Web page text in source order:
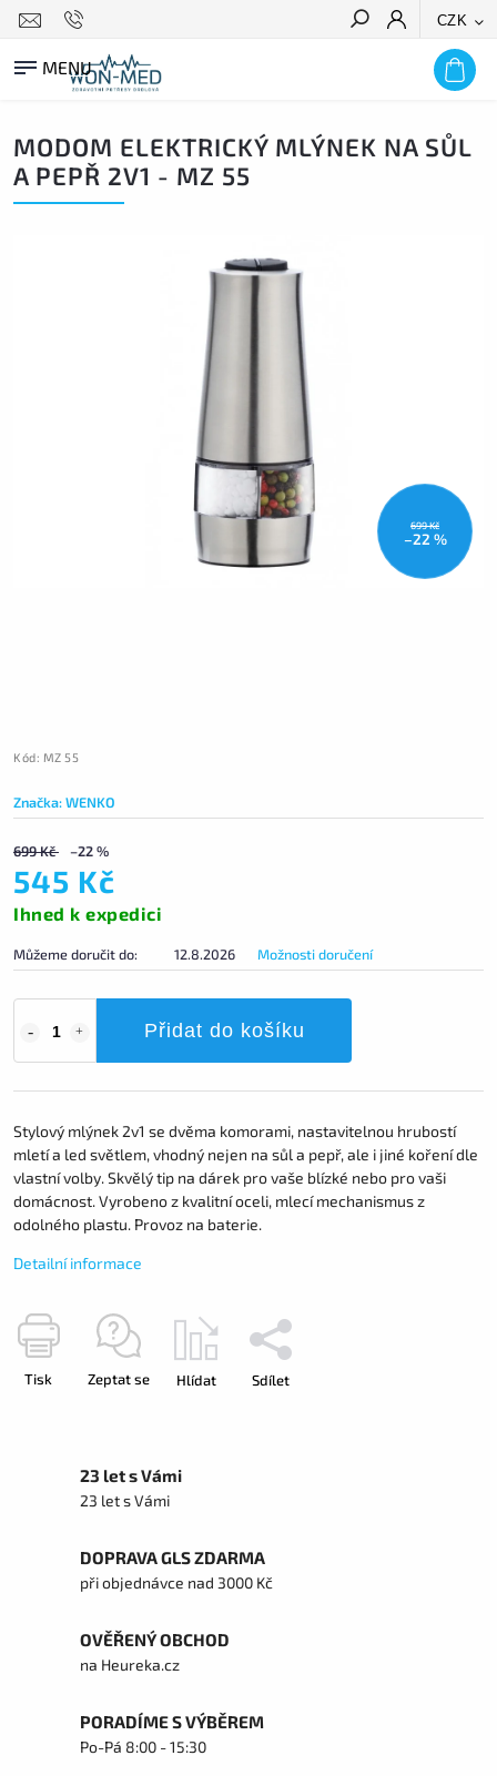
CZK
HLEDAT
MODOM ELEKTRICKÝ MLÝNEK NA SŮL
A PEPŘ 2V1 - MZ 55
699 Kč
–22 %
Kód: MZ 55
Značka:WENKO
699 Kč –22 %
545 Kč
Ihned k expedici
Můžeme doručit do: 12.8.2026 Možnosti doručení
Přidat do košíku
Stylový mlýnek 2v1 se dvěma komorami, nastavitelnou hrubostí
mletí a led světlem, vhodný nejen na sůl a pepř, ale i jiné koření dle
vlastní volby. Skvělý tip na dárek pro vaše blízké nebo pro vaši
domácnost. Vyrobeno z kvalitní oceli, mlecí mechanismus z
odolného plastu. Provoz na baterie.
Detailní informace
Tisk Zeptat se Hlídat Sdílet
23 let s Vámi
23 let s Vámi
DOPRAVA GLS ZDARMA
při objednávce nad 3000 Kč
OVĚŘENÝ OBCHOD
na Heureka.cz
PORADÍME S VÝBĚREM
Po-Pá 8:00 - 15:30